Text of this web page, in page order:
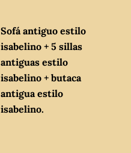
Sofá antiguo estilo
isabelino + 5 sillas
antiguas estilo
isabelino + butaca
antigua estilo
isabelino.